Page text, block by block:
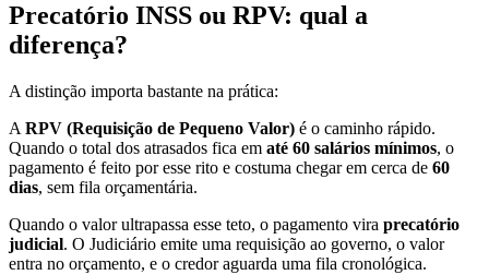
Precatório INSS ou RPV: qual a
diferença?
A distinção importa bastante na prática:
A RPV (Requisição de Pequeno Valor) é o caminho rápido.
Quando o total dos atrasados fica em até 60 salários mínimos, o
pagamento é feito por esse rito e costuma chegar em cerca de 60
dias, sem fila orçamentária.
Quando o valor ultrapassa esse teto, o pagamento vira precatório
judicial. O Judiciário emite uma requisição ao governo, o valor
entra no orçamento, e o credor aguarda uma fila cronológica.